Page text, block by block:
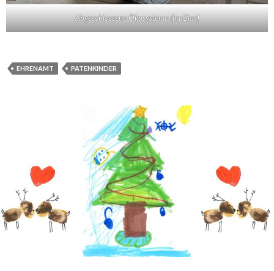
Abgeschlossene Ökosysteme (im Glas)
EHRENAMT PATENKINDER